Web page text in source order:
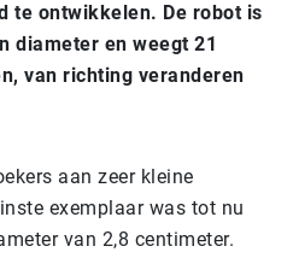
te ontwikkelen. De robot is
diameter en weegt 21
van richting veranderen
aan zeer kleine
exemplaar was tot nu
van 2,8 centimeter.